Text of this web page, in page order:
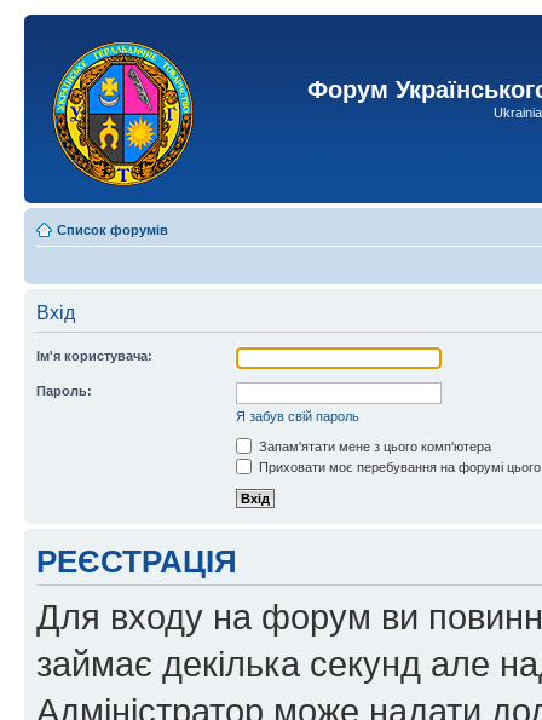
Форум
Список форумів
Вхід
Ім'я користувача:
Пароль:
Я забув свій пароль
Запам'ятати мене з цього комп'ютера
Приховати моє перебування на форумі
РЕЄСТРАЦІЯ
Для входу на форум ви
займає декілька секунд але
Адміністратор може надати